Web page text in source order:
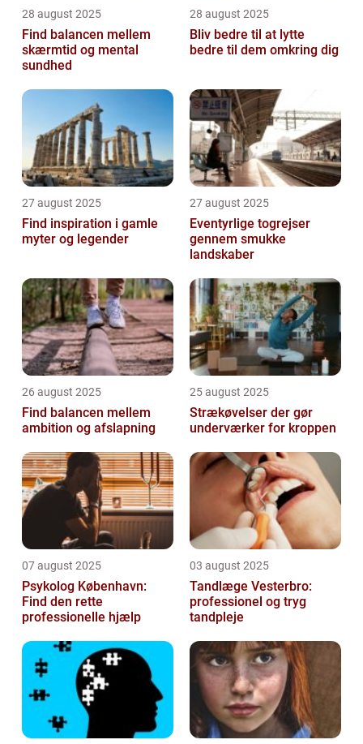
28 august 2025
Find balancen mellem
skærmtid og mental
sundhed
28 august 2025
Bliv bedre til at lytte
bedre til dem omkring dig
27 august 2025
Find inspiration i gamle
myter og legender
27 august 2025
Eventyrlige togrejser
gennem smukke
landskaber
26 august 2025
Find balancen mellem
ambition og afslapning
25 august 2025
Strækøvelser der gør
underværker for kroppen
07 august 2025
Psykolog København:
Find den rette
professionelle hjælp
03 august 2025
Tandlæge Vesterbro:
professionel og tryg
tandpleje